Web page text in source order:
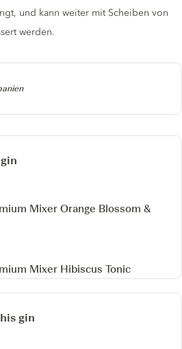
und kann weiter mit Scheiben von
werden.
Mixer Orange Blossom &
Mixer Hibiscus Tonic
gin